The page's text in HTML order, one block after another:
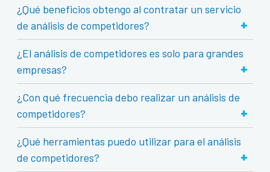
¿Qué beneficios obtengo al contratar un servicio
de análisis de competidores?
+
¿El análisis de competidores es solo para grandes
empresas?
+
¿Con qué frecuencia debo realizar un análisis de
competidores?
+
¿Qué herramientas puedo utilizar para el análisis
de competidores?
+